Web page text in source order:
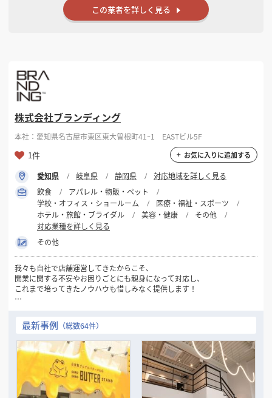
過去の実績と経験を活かし、共にお店を作りあげていければと思いま
この業者を詳しく見る
株式会社ブランディング
本社：愛知県名古屋市東区東大曽根町41ｰ1 EASTビル5F
1件 お気に入りに追加する
愛知県 岐阜県 静岡県
対応地域を詳しく見る
飲食
アパレル・物販・ペット
学校・オフィス・ショールーム
医療・福祉・スポーツ
ホテル・旅館・ブライダル
美容・健康
その他
対応業種を詳しく見る
その他
我々も自社で店舗運営してきたからこそ、
開業に関する不安やお困りごとにも親身になって対応し、
これまで培ってきたノウハウも惜しみなく提供します！
お店だってモテたい！
━━━━━━━━━━━━━━━━━━━━━
私たちは「ブランド＝モテること」と定義づけ、モテるお店のはじめの
一歩をお手伝いするため
1.できるだけわかりやすく
2.できるだけ予算をかけず
3.隠れたお店のチャームポイントを探し出し
小さなお店だってブランドとなる「モテるお店」づくりを支援します。
最新事例 （総数64件）